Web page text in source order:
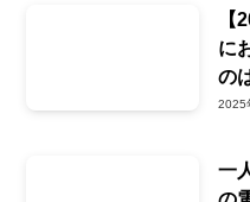
【
に
の
2025
一